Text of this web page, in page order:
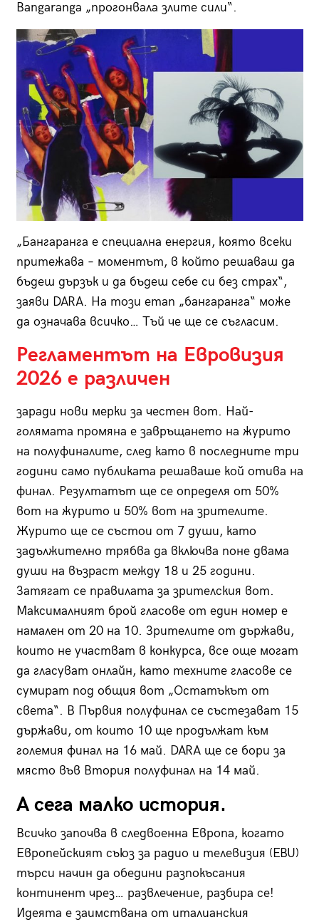
Bangaranga „прогонвала злите сили“.
„Бангаранга е специална енергия, която всеки
притежава – моментът, в който решаваш да
бъдеш дързък и да бъдеш себе си без страх“,
заяви DARA. На този етап „бангаранга“ може
да означава всичко… Тъй че ще се съгласим.
Регламентът на Евровизия
2026 е различен
заради нови мерки за честен вот. Най-
голямата промяна е завръщането на журито
на полуфиналите, след като в последните три
години само публиката решаваше кой отива на
финал. Резултатът ще се определя от 50%
вот на журито и 50% вот на зрителите.
Журито ще се състои от 7 души, като
задължително трябва да включва поне двама
души на възраст между 18 и 25 години.
Затягат се правилата за зрителския вот.
Максималният брой гласове от един номер е
намален от 20 на 10. Зрителите от държави,
които не участват в конкурса, все още могат
да гласуват онлайн, като техните гласове се
сумират под общия вот „Остатъкът от
света“. В Първия полуфинал се състезават 15
държави, от които 10 ще продължат към
големия финал на 16 май. DARA ще се бори за
място във Втория полуфинал на 14 май.
А сега малко история.
Всичко започва в следвоенна Европа, когато
Европейският съюз за радио и телевизия (EBU)
търси начин да обедини разпокъсания
континент чрез… развлечение, разбира се!
Идеята е заимствана от италианския